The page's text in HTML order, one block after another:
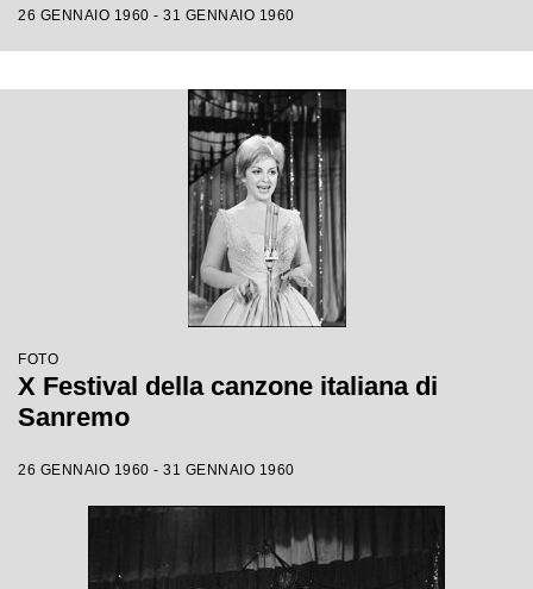
26 GENNAIO 1960 - 31 GENNAIO 1960
FOTO
X Festival della canzone italiana di
Sanremo
26 GENNAIO 1960 - 31 GENNAIO 1960